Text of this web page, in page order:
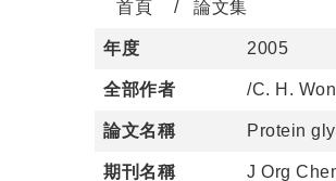
首頁 論文集
年度 2005
全部作者 /C. H.
論文名稱 Protein
期刊名稱 J Org